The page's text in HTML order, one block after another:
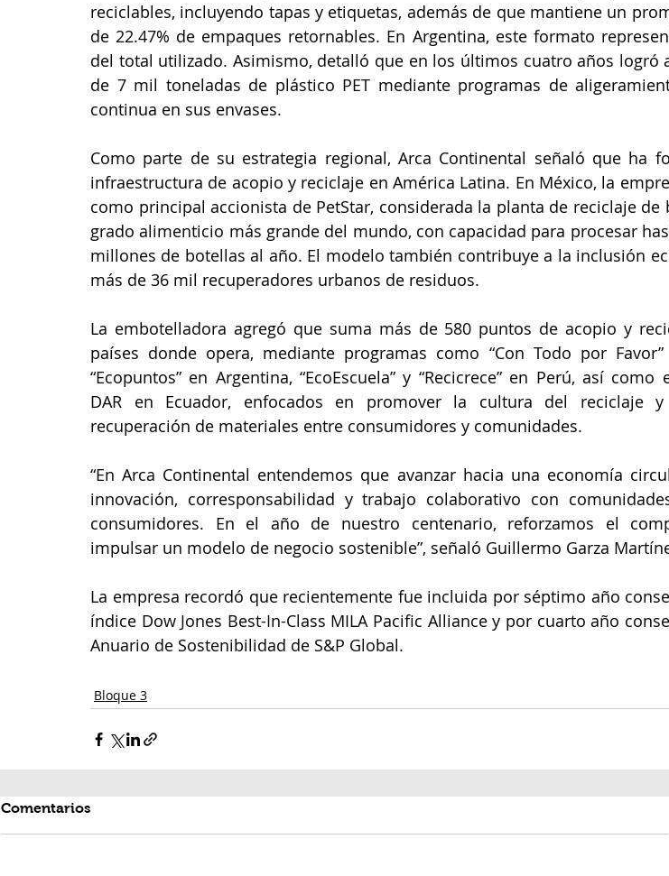
reciclables, incluyendo tapas y etiquetas, además de que mantiene un
de 22.47% de empaques retornables. En Argentina, este formato
del total utilizado. Asimismo, detalló que en los últimos cuatro años logró
de 7 mil toneladas de plástico PET mediante programas de
continua en sus envases.
Como parte de su estrategia regional, Arca Continental señaló que ha
infraestructura de acopio y reciclaje en América Latina. En México, la
como principal accionista de PetStar, considerada la planta de reciclaje de
grado alimenticio más grande del mundo, con capacidad para procesar
millones de botellas al año. El modelo también contribuye a la inclusión
más de 36 mil recuperadores urbanos de residuos.
La embotelladora agregó que suma más de 580 puntos de acopio y
países donde opera, mediante programas como “Con Todo por
“Ecopuntos” en Argentina, “EcoEscuela” y “Recicrece” en Perú, así como
DAR en Ecuador, enfocados en promover la cultura del reciclaje
recuperación de materiales entre consumidores y comunidades.
“En Arca Continental entendemos que avanzar hacia una economía
innovación, corresponsabilidad y trabajo colaborativo con
consumidores. En el año de nuestro centenario, reforzamos el
impulsar un modelo de negocio sostenible”, señaló Guillermo Garza
La empresa recordó que recientemente fue incluida por séptimo año
índice Dow Jones Best-In-Class MILA Pacific Alliance y por cuarto año
Anuario de Sostenibilidad de S&P Global.
Bloque 3
Comentarios